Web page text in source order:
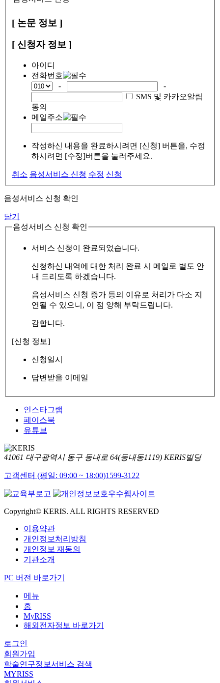
[ 논문 정보 ]
[ 신청자 정보 ]
아이디
전화번호
-
-
SMS 및 카카오알림
동의
메일주소
작성하신 내용을 완료하시려면 [신청] 버튼을, 수정
하시려면 [수정]버튼을 눌러주세요.
취소 음성서비스 신청 수정 신청
음성서비스 신청 확인
닫기
음성서비스 신청 확인
서비스 신청이 완료되었습니다.
신청하신 내역에 대한 처리 완료 시 메일로 별도 안
내 드리도록 하겠습니다.
음성서비스 신청 증가 등의 이유로 처리가 다소 지
연될 수 있으니, 이 점 양해 부탁드립니다.
감합니다.
[신청 정보]
신청일시
답변받을 이메일
인스타그램
페이스북
유튜브
41061 대구광역시 동구 동내로 64(동내동1119) KERIS빌딩
고객센터 (평일: 09:00 ~ 18:00)1599-3122
Copyright© KERIS. ALL RIGHTS RESERVED
이용약관
개인정보처리방침
개인정보 재동의
기관소개
PC 버전 바로가기
메뉴
홈
MyRISS
해외전자정보 바로가기
로그인
회원가입
학술연구정보서비스 검색
MYRISS